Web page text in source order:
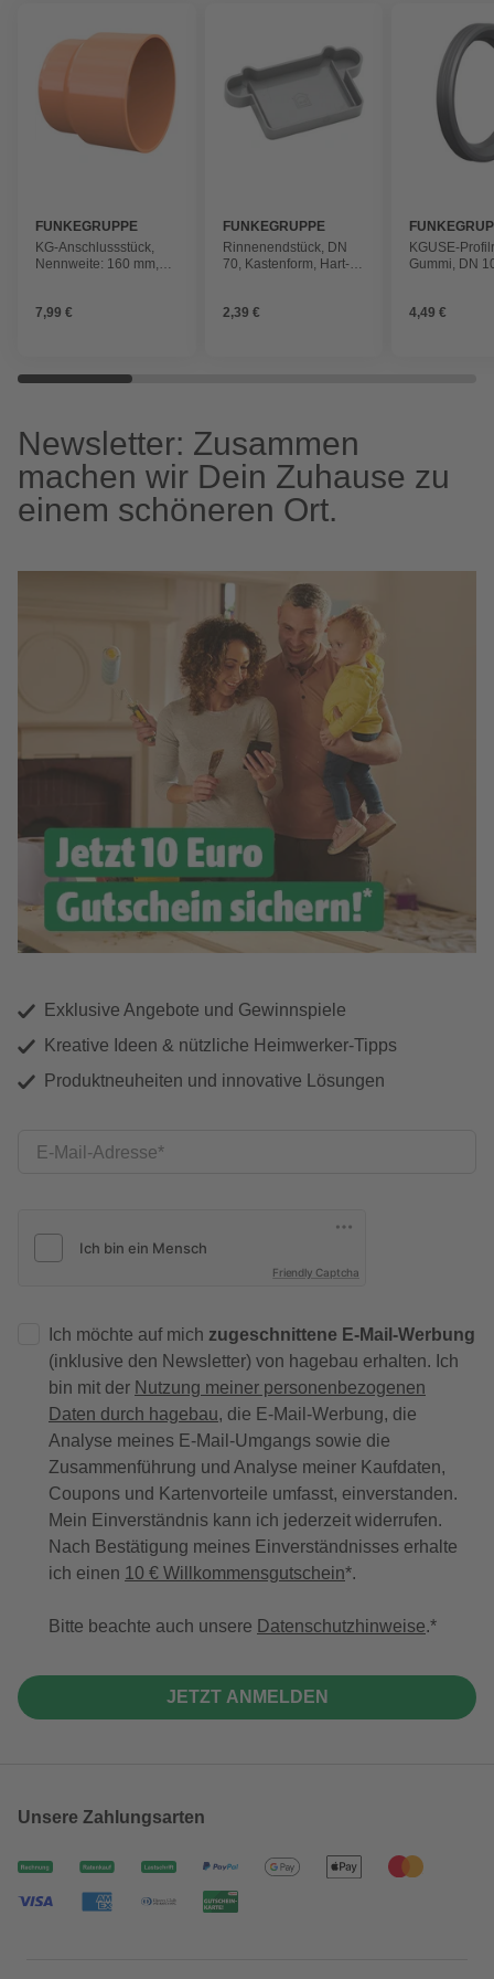
FUNKEGRUPPE
KG-Anschlussstück,
Nennweite: 160 mm,
7,99 €
FUNKEGRUPPE
Rinnenendstück, DN
70, Kastenform, Hart-
2,39 €
KGUSE-
Gummi, DN
4,49 €
Newsletter: Zusammen
machen wir Dein Zuhause zu
einem schöneren Ort.
Exklusive Angebote und Gewinnspiele
Kreative Ideen & nützliche Heimwerker-Tipps
Produktneuheiten und innovative Lösungen
E-Mail-Adresse
Friendly Captcha
Ich möchte auf mich zugeschnittene E-Mail-Werbung
(inklusive den Newsletter) von hagebau erhalten. Ich
bin mit der Nutzung meiner personenbezogenen
Daten durch hagebau, die E-Mail-Werbung, die
Analyse meines E-Mail-Umgangs sowie die
Zusammenführung und Analyse meiner Kaufdaten,
Coupons und Kartenvorteile umfasst, einverstanden.
Mein Einverständnis kann ich jederzeit widerrufen.
Nach Bestätigung meines Einverständnisses erhalte
ich einen 10 € Willkommensgutschein*.
Bitte beachte auch unsere Datenschutzhinweise.
JETZT ANMELDEN
Unsere Zahlungsarten